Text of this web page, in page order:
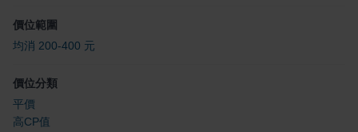
價位範圍
均消 200-400 元
價位分類
平價
高CP值